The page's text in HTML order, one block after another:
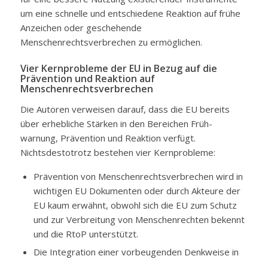
um eine schnelle und entschiedene Reaktion auf frühe
Anzeichen oder geschehende
Menschenrechtsverbrechen zu ermöglichen.
Vier Kernprobleme der EU in Bezug auf die
Prävention und Reaktion auf
Menschenrechtsverbrechen
Die Autoren verweisen darauf, dass die EU bereits
über erhebliche Stärken in den Bereichen Früh-
warnung, Prävention und Reaktion verfügt.
Nichtsdestotrotz bestehen vier Kernprobleme:
Prävention von Menschenrechtsverbrechen wird in
wichtigen EU Dokumenten oder durch Akteure der
EU kaum erwähnt, obwohl sich die EU zum Schutz
und zur Verbreitung von Menschenrechten bekennt
und die RtoP unterstützt.
Die Integration einer vorbeugenden Denkweise in